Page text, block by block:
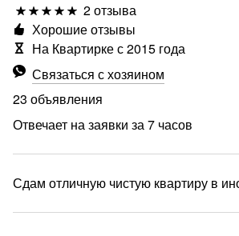
2 отзыва
Связаться с хозяином
23 объявления
Отвечает на заявки за 7 часов
Хорошие отзывы
На Квартирке с 2015 года
Сдам отличную чистую квартиру в